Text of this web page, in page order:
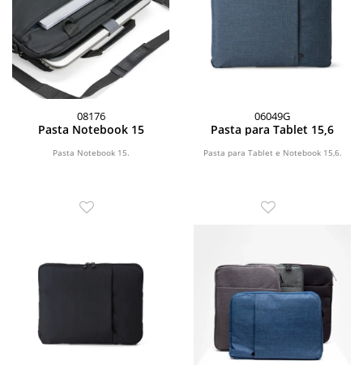
08176
Pasta Notebook 15
Pasta Notebook 15.
06049G
Pasta para Tablet 15,6
Pasta para Tablet e Notebook 15,6.